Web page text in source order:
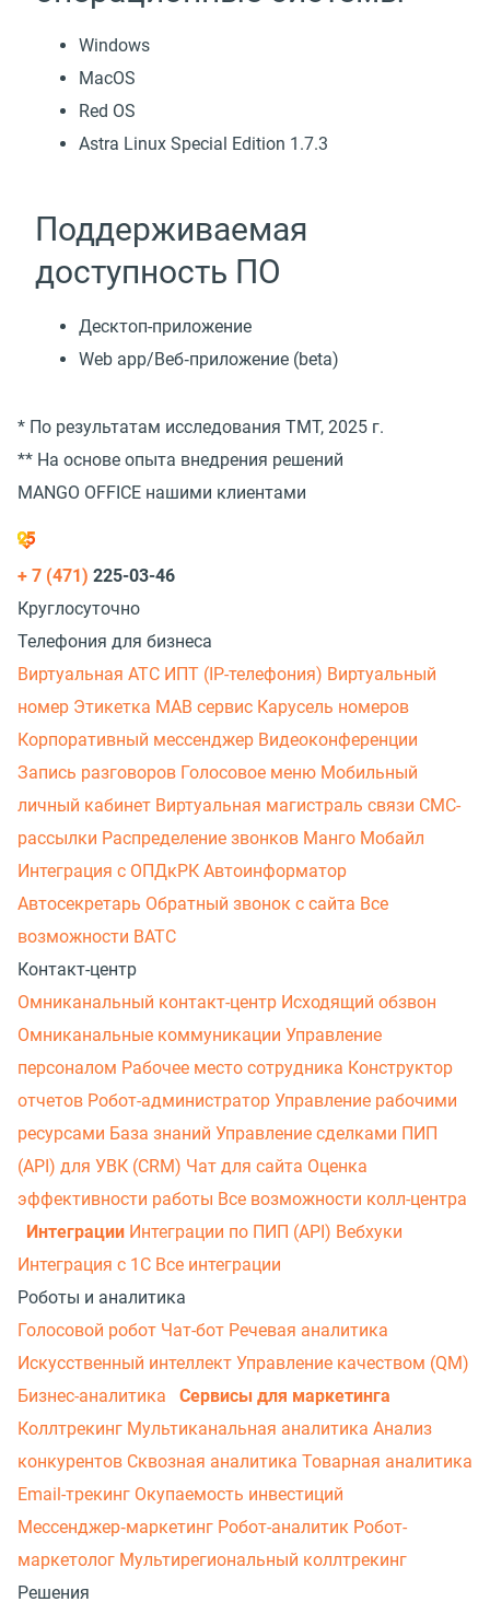
Windows
MacOS
Red OS
Astra Linux Special Edition 1.7.3
Поддерживаемая
доступность ПО
Десктоп-приложение
Web app/Веб‑приложение (beta)
* По результатам исследования TMT, 2025 г.
** На основе опыта внедрения решений
MANGO OFFICE нашими клиентами
+ 7 (471) 225-03-46
Круглосуточно
Телефония для бизнеса
Виртуальная АТС ИПТ (IP-телефония) Виртуальный
номер Этикетка МАВ сервис Карусель номеров
Корпоративный мессенджер Видеоконференции
Запись разговоров Голосовое меню Мобильный
личный кабинет Виртуальная магистраль связи СМС-
рассылки Распределение звонков Манго Мобайл
Интеграция с ОПДкРК Автоинформатор
Автосекретарь Обратный звонок с сайта Все
возможности ВАТС
Контакт-центр
Омниканальный контакт-центр Исходящий обзвон
Омниканальные коммуникации Управление
персоналом Рабочее место сотрудника Конструктор
отчетов Робот-администратор Управление рабочими
ресурсами База знаний Управление сделками ПИП
(API) для УВК (CRM) Чат для сайта Оценка
эффективности работы Все возможности колл-центра
Интеграции Интеграции по ПИП (API) Вебхуки
Интеграция с 1С Все интеграции
Роботы и аналитика
Голосовой робот Чат-бот Речевая аналитика
Искусственный интеллект Управление качеством (QM)
Бизнес-аналитика
Сервисы для маркетинга
Коллтрекинг Мультиканальная аналитика Анализ
конкурентов Сквозная аналитика Товарная аналитика
Email-трекинг Окупаемость инвестиций
Мессенджер‑маркетинг Робот-аналитик Робот-
маркетолог Мультирегиональный коллтрекинг
Решения